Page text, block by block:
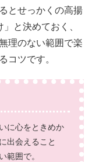
とせっかくの高揚
と決めておく、
理のない範囲で楽
コツです。
に心をときめか
出会えること
範囲で。